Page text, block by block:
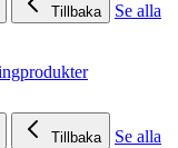
Tillbaka
Se alla
Tillbaka
Se alla